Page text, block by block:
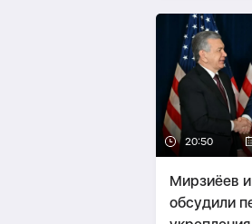
20:50
Мирзиёев
обсудили